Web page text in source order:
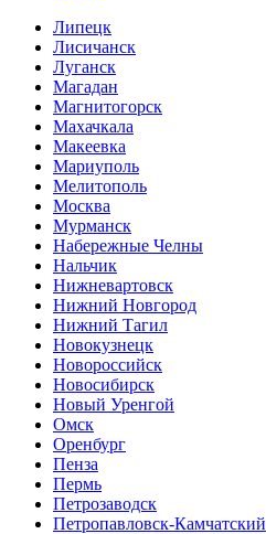
Липецк
Лисичанск
Луганск
Магадан
Магнитогорск
Махачкала
Макеевка
Мариуполь
Мелитополь
Москва
Мурманск
Набережные Челны
Нальчик
Нижневартовск
Нижний Новгород
Нижний Тагил
Новокузнецк
Новороссийск
Новосибирск
Новый Уренгой
Омск
Оренбург
Пенза
Пермь
Петрозаводск
Петропавловск-Камчатский